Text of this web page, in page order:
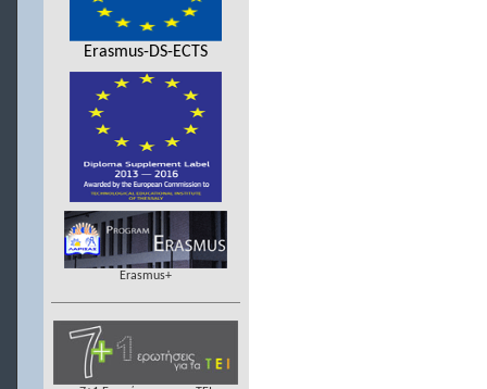
Erasmus-DS-ECTS
Erasmus+